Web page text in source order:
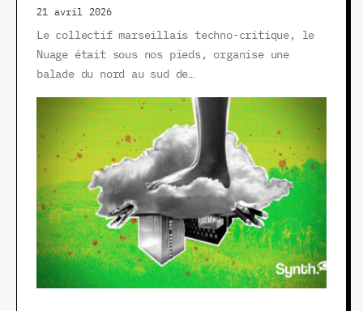
21 avril 2026
Le collectif marseillais techno-critique, le
Nuage était sous nos pieds, organise une
balade du nord au sud de…